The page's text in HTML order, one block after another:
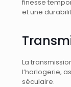
finesse
et une
La
l’horlogerie,
séculaire.